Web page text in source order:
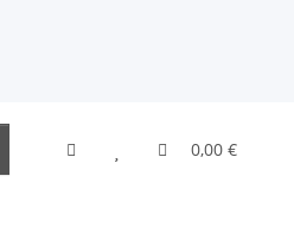
0,00 €